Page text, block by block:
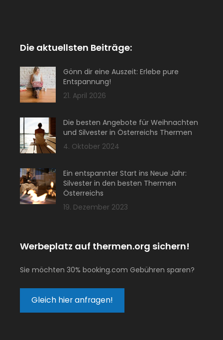
Die aktuellsten Beiträge:
Gönn dir eine Auszeit: Erlebe pure
Entspannung!
21. April 2026
Die besten Angebote für Weihnachten
und Silvester in Österreichs Thermen
4. Oktober 2024
Ein entspannter Start ins Neue Jahr:
Silvester in den besten Thermen
Österreichs
19. Dezember 2023
Werbeplatz auf thermen.org sichern!
Sie möchten 30% booking.com Gebühren sparen?
Gleich hier anfragen!